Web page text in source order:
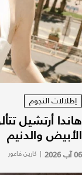
إطلالات النجوم
هاندا أرتشيل
الأبيض والدنيم
06 آب 2026 | كارين فاعور